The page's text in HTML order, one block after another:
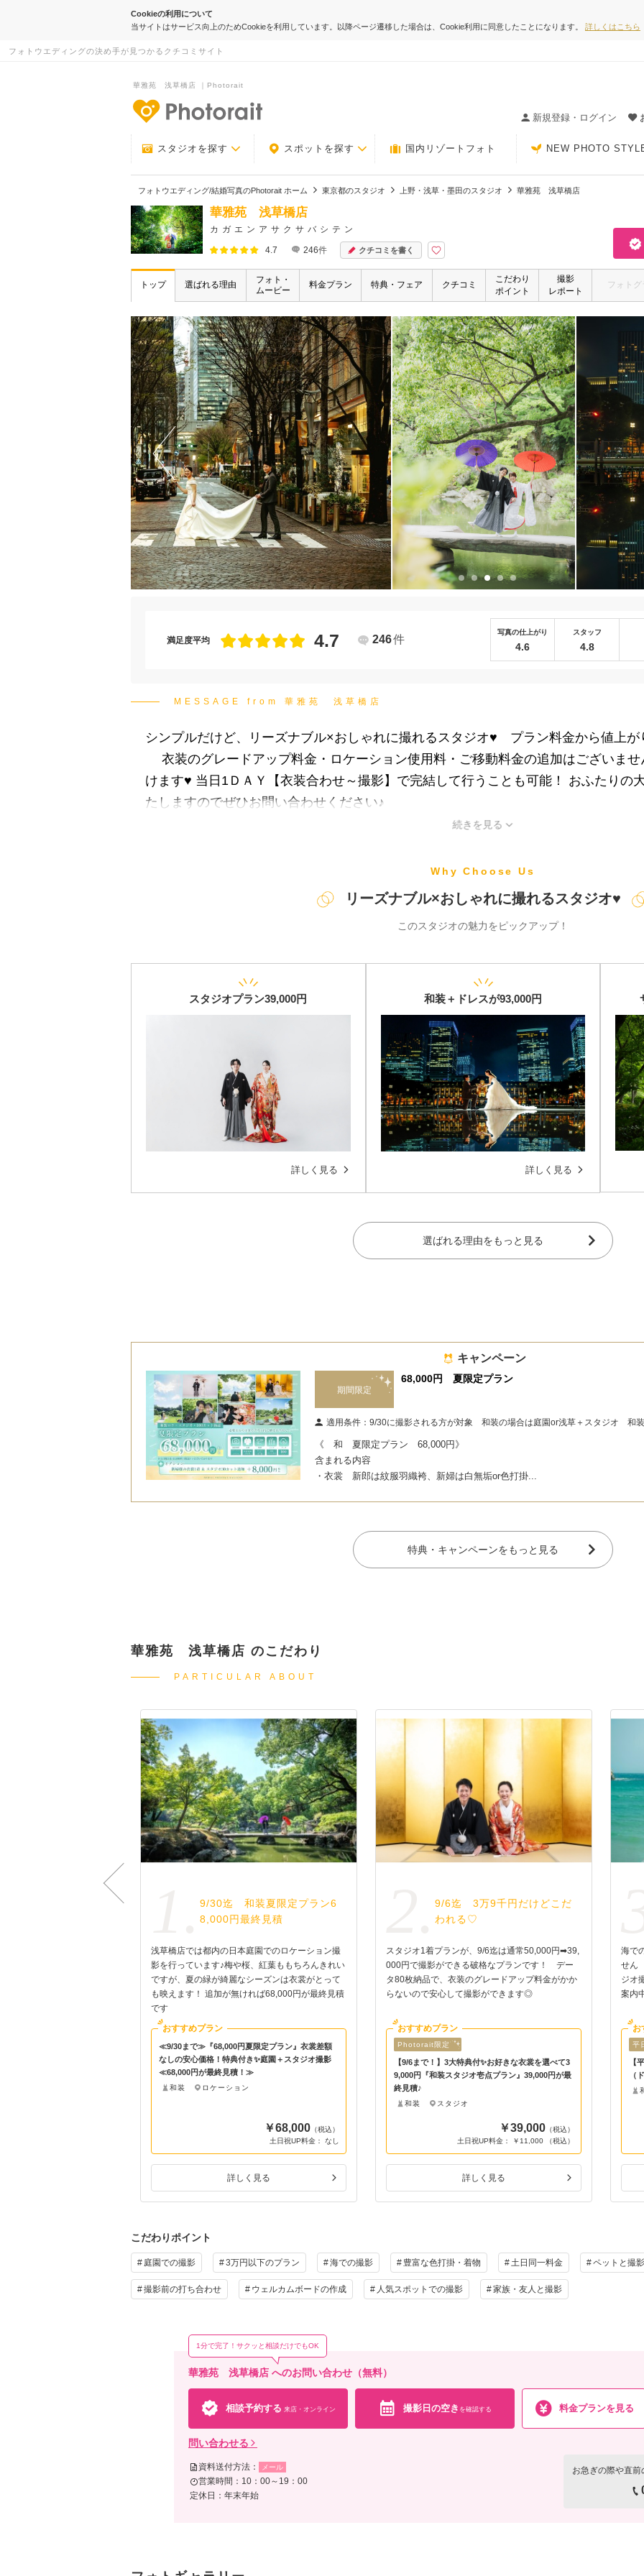
Cookieの利用について
当サイトはサービス向上のためCookieを利用しています。以降ページ遷移した場合は、Cookie利用に同意したことになります。 詳しくはこちら
フォトウエディングの決め手が見つかるクチコミサイト
華雅苑 浅草橋店 ｜Photorait
新規登録・ログイン
スタジオを探す スポットを探す 国内リゾートフォト NEW PHOTO
フォトウエディング/結婚写真のPhotorait ホーム 東京都のスタジオ 上野・浅草・墨田のスタジオ 華雅苑 浅草橋店
華雅苑 浅草橋店
カガエンアサクサバシテン
4.7 246件 クチコミを書く
トップ 選ばれる理由
フォト・
ムービー
料金プラン 特典・フェア クチコミ
こだわり
ポイント
撮影
レポート
フォト
満足度平均 4.7 246件
写真の仕上がり
4.6
スタッフ
4.8
MESSAGE from 華雅苑 浅草橋店
シンプルだけど、リーズナブル×おしゃれに撮れるスタジオ♥ プラン料金から値上
衣装のグレードアップ料金・ロケーション使用料・ご移動料金の追加はございま
けます♥ 当日1ＤＡＹ【衣装合わせ～撮影】で完結して行うことも可能！ おふたりの
たしますのでぜひお問い合わせください♪
続きを見る
Why Choose Us
リーズナブル×おしゃれに撮れるスタジオ♥
このスタジオの魅力をピックアップ！
詳しく見る
スタジオプラン39,000円
詳しく見る
和装＋ドレスが93,000円
選ばれる理由をもっと見る
キャンペーン
期間限定
68,000円 夏限定プラン
適用条件：9/30に撮影される方が対象 和装の場合は庭園or浅草＋スタジオ 和
《 和 夏限定プラン 68,000円》
含まれる内容
・衣裳 新郎は紋服羽織袴、新婦は白無垢or色打掛...
特典・キャンペーンをもっと見る
華雅苑 浅草橋店 のこだわり
PARTICULAR ABOUT
9/30迄 和装夏限定プラン6
8,000円最終見積
浅草橋店では都内の日本庭園でのロケーション撮
影を行っています♪梅や桜、紅葉ももちろんきれい
ですが、夏の緑が綺麗なシーズンは衣裳がとって
も映えます！ 追加が無ければ68,000円が最終見積
です
おすすめプラン
≪9/30まで≫『68,000円夏限定プラン』衣裳差額
なしの安心価格！特典付き✨庭園＋スタジオ撮影
≪68,000円が最終見積！≫
和装 ロケーション
￥68,000（税込）
土日祝UP料金： なし
詳しく見る
9/6迄 3万9千円だけどこだ
われる♡
スタジオ1着プランが、9/6迄は通常50,000円➡39,
000円で撮影ができる破格なプランです！ デー
タ80枚納品で、衣装のグレードアップ料金がかか
らないので安心して撮影ができます◎
おすすめプラン
Photorait限定
【9/6まで！】3大特典付✨お好きな衣裳を選べて3
9,000円『和装スタジオ壱点プラン』39,000円が最
終見積♪
和装 スタジオ
￥39,000（税込）
土日祝UP料金： ￥11,000 （税込）
詳しく見る
海で
せん
ジオ
案内
お
平
【
（
こだわりポイント
庭園での撮影 3万円以下のプラン 海での撮影 豊富な色打掛・着物 土日同一料金 ペットと撮影
撮影前の打ち合わせ ウェルカムボードの作成 人気スポットでの撮影 家族・友人と撮影
華雅苑 浅草橋店 へのお問い合わせ（無料）
1分で完了！サクッと相談だけでもOK
相談予約する 来店・オンライン 撮影日の空き を確認する 料金プランを見る
問い合わせる
資料送付方法： メール
営業時間：10：00～19：00
定休日：年末年始
お急ぎの際や直